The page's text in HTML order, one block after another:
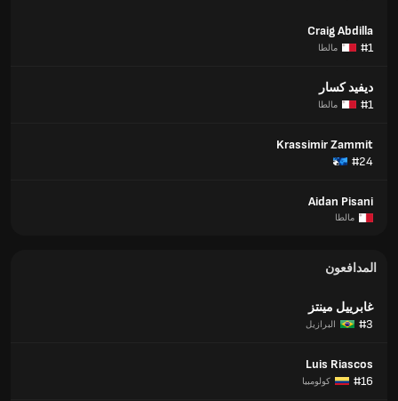
Craig Abdilla
#1
مالطا
ديفيد كسار
#1
مالطا
Krassimir Zammit
#24
Aidan Pisani
مالطا
المدافعون
غابرييل مينتز
#3
البرازيل
Luis Riascos
#16
كولومبيا